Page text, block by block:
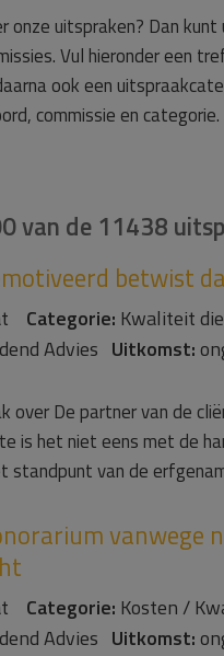
uitspraken? Dan
Vul hieronder een
ook een
commissie en categorie.
van de 11438
betwist
Categorie: Kwaliteit
Advies Uitkomst:
over De partner van de
is het niet eens met de
standpunt van de
vanwege
Categorie: Kosten /
Advies Uitkomst: